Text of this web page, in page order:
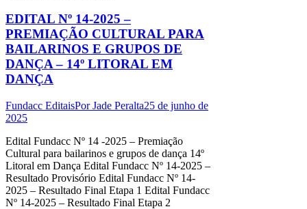
EDITAL Nº 14-2025 –
PREMIAÇÃO CULTURAL PARA
BAILARINOS E GRUPOS DE
DANÇA – 14º LITORAL EM
DANÇA
Fundacc EditaisPorJade Peralta25 de junho de
2025
Edital Fundacc Nº 14 -2025 – Premiação
Cultural para bailarinos e grupos de dança 14º
Litoral em Dança Edital Fundacc Nº 14-2025 –
Resultado Provisório Edital Fundacc Nº 14-
2025 – Resultado Final Etapa 1 Edital Fundacc
Nº 14-2025 – Resultado Final Etapa 2